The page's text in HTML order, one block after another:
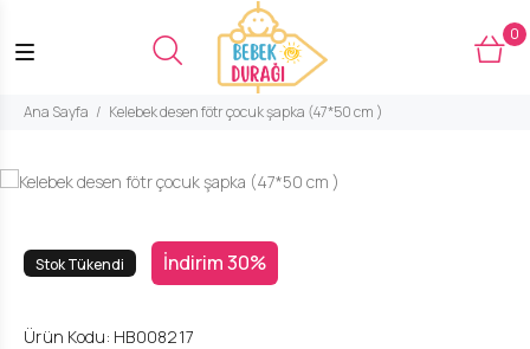
0
Ana Sayfa Kelebek desen fötr çocuk şapka (47*50 cm )
Stok Tükendi İndirim 30%
Ürün Kodu: HB008217